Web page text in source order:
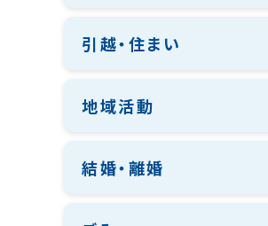
引越・住まい
地域活動
結婚・離婚